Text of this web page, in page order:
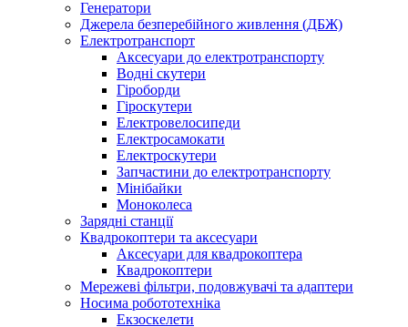
Генератори
Джерела безперебійного живлення (ДБЖ)
Електротранспорт
Аксесуари до електротранспорту
Водні скутери
Гіроборди
Гіроскутери
Електровелосипеди
Електросамокати
Електроскутери
Запчастини до електротранспорту
Мінібайки
Моноколеса
Зарядні станції
Квадрокоптери та аксесуари
Аксесуари для квадрокоптера
Квадрокоптери
Мережеві фільтри, подовжувачі та адаптери
Носима робототехніка
Екзоскелети